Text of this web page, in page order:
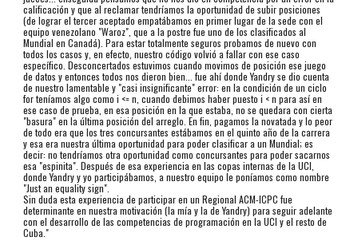
calificación y que al reclamar tendríamos la oportunidad de subir posiciones
(de lograr el tercer aceptado empatábamos en primer lugar de la sede con el
equipo venezolano "Waroz", que a la postre fue uno de los clasificados al
Mundial en Canadá). Para estar totalmente seguros probamos de nuevo con
todos los casos y, en efecto, nuestro código volvió a fallar con ese caso
específico. Desconcertados estuvimos cuando movimos de posición ese juego
de datos y entonces todos nos dieron bien... fue ahí donde Yandry se dio cuenta
de nuestro lamentable y "casi insignificante" error: en la condición de un ciclo
for teníamos algo como i <= n, cuando debimos haber puesto i < n para así en
ese caso de prueba, en esa posición en la que estaba, no se quedara con cierta
"basura" en la última posición del arreglo. En fin, pagamos la novatada y lo peor
de todo era que los tres concursantes estábamos en el quinto año de la carrera
y esa era nuestra última oportunidad para poder clasificar a un Mundial; es
decir: no tendríamos otra oportunidad como concursantes para poder sacarnos
esa "espinita". Después de esa experiencia en las copas internas de la UCI,
donde Yandry y yo participábamos, a nuestro equipo le poníamos como nombre
"Just an equality sign".
Sin duda esta experiencia de participar en un Regional ACM-ICPC fue
determinante en nuestra motivación (la mía y la de Yandry) para seguir adelante
con el desarrollo de las competencias de programación en la UCI y el resto de
Cuba."